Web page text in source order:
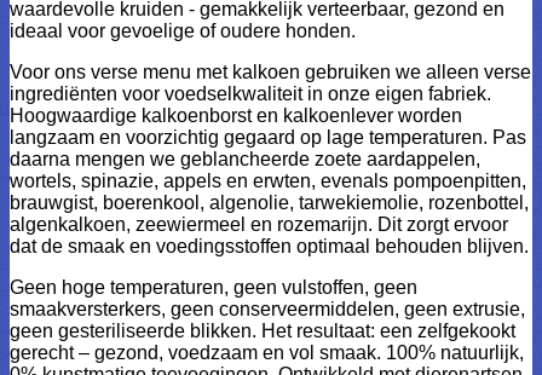
waardevolle kruiden - gemakkelijk verteerbaar, gezond en
ideaal voor gevoelige of oudere honden.
Voor ons verse menu met kalkoen gebruiken we alleen verse
ingrediënten voor voedselkwaliteit in onze eigen fabriek.
Hoogwaardige kalkoenborst en kalkoenlever worden
langzaam en voorzichtig gegaard op lage temperaturen. Pas
daarna mengen we geblancheerde zoete aardappelen,
wortels, spinazie, appels en erwten, evenals pompoenpitten,
brauwgist, boerenkool, algenolie, tarwekiemolie, rozenbottel,
algenkalkoen, zeewiermeel en rozemarijn. Dit zorgt ervoor
dat de smaak en voedingsstoffen optimaal behouden blijven.
Geen hoge temperaturen, geen vulstoffen, geen
smaakversterkers, geen conserveermiddelen, geen extrusie,
geen gesteriliseerde blikken. Het resultaat: een zelfgekookt
gerecht – gezond, voedzaam en vol smaak. 100% natuurlijk,